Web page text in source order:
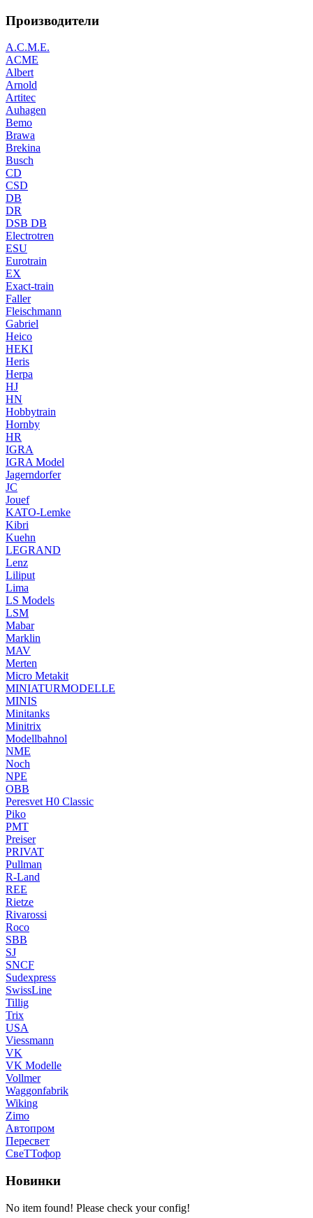
Производители
A.C.M.E.
ACME
Albert
Arnold
Artitec
Auhagen
Bemo
Brawa
Brekina
Busch
CD
CSD
DB
DR
DSB DB
Electrotren
ESU
Eurotrain
EX
Exact-train
Faller
Fleischmann
Gabriel
Heico
HEKI
Heris
Herpa
HJ
HN
Hobbytrain
Hornby
HR
IGRA
IGRA Model
Jagerndorfer
JC
Jouef
KATO-Lemke
Kibri
Kuehn
LEGRAND
Lenz
Liliput
Lima
LS Models
LSM
Mabar
Marklin
MAV
Merten
Micro Metakit
MINIATURMODELLE
MINIS
Minitanks
Minitrix
Modellbahnol
NME
Noch
NPE
OBB
Peresvet H0 Classic
Piko
PMT
Preiser
PRIVAT
Pullman
R-Land
REE
Rietze
Rivarossi
Roco
SBB
SJ
SNCF
Sudexpress
SwissLine
Tillig
Trix
USA
Viessmann
VK
VK Modelle
Vollmer
Waggonfabrik
Wiking
Zimo
Автопром
Пересвет
СвеТТофор
Новинки
No item found! Please check your config!